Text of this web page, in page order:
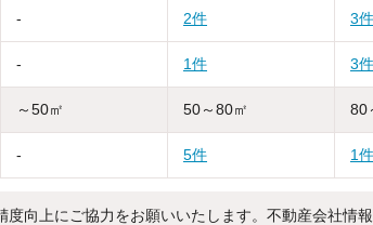
- 2件 3件
- 1件 3件
～50㎡ 50～80㎡ 80
- 5件 1件
度向上にご協力をお願いいたします。不動産会社情